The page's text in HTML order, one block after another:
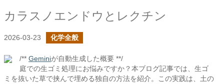
カラスノエンドウとレクチン
2026-03-23 化学全般
/** Geminiが自動生成した概要 **/
庭での生ゴミ処理にお悩みですか？本ブログ記事では、生ゴ
ミを抜いた草で挟んで埋める独自の方法を紹介。この実践は、土の